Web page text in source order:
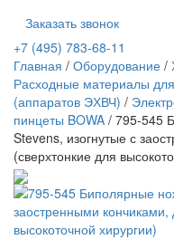
Заказать звонок
+7 (495) 783-68-11
Главная / Оборудование /
Расходные материалы для
(аппаратов ЭХВЧ) /
пинцеты BOWA / 795-545
Stevens, изогнутые с
(сверхтонкие для